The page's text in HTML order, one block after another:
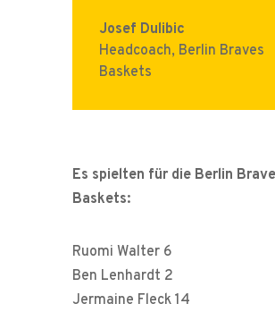
Josef Dulibic
Headcoach, Berlin Braves
Baskets
Es spielten für die Berlin
Baskets:
Ruomi Walter 6
Ben Lenhardt 2
Jermaine Fleck 14